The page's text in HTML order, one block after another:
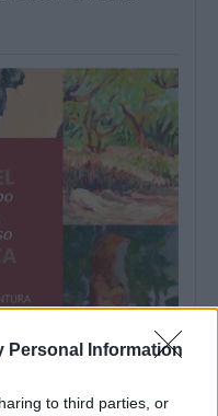
Personal Information
to third parties, or
desta exposição
Regresso», da autoria